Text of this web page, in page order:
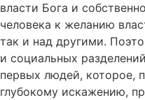
власти Бога и
человека к желанию
так и над другими.
и социальных
первых людей, которое,
глубокому искажению,